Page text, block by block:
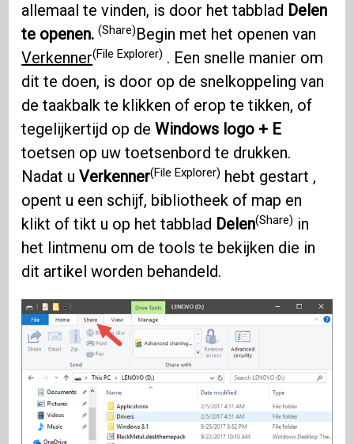
allemaal te vinden, is door het tabblad Delen
te openen.(Share)Begin met het openen van
Verkenner(File Explorer) . Een snelle manier om
dit te doen, is door op de snelkoppeling van
de taakbalk te klikken of erop te tikken, of
tegelijkertijd op deWindows logo + E
toetsen op uw toetsenbord te drukken.
Nadat uVerkenner(File Explorer) hebt gestart ,
opent u een schijf, bibliotheek of map en
klikt of tikt u op het tabblad Delen(Share) in
het lintmenu om de tools te bekijken die in
dit artikel worden behandeld.